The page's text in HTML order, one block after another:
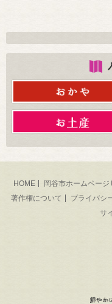
HOME 岡谷市ホームページ
著作権について
プライバシ
サ